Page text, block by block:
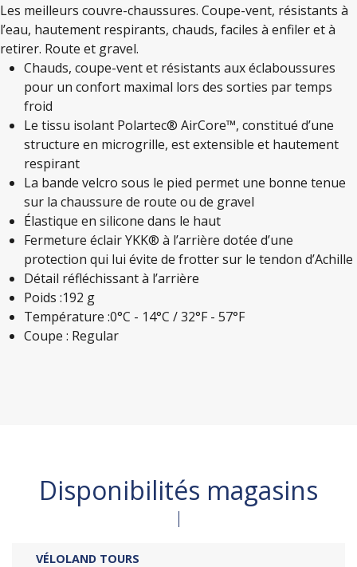
Les meilleurs couvre-chaussures. Coupe-vent, résistants à
l’eau, hautement respirants, chauds, faciles à enfiler et à
retirer. Route et gravel.
Chauds, coupe-vent et résistants aux éclaboussures
pour un confort maximal lors des sorties par temps
froid
Le tissu isolant Polartec® AirCore™, constitué d’une
structure en microgrille, est extensible et hautement
respirant
La bande velcro sous le pied permet une bonne tenue
sur la chaussure de route ou de gravel
Élastique en silicone dans le haut
Fermeture éclair YKK® à l’arrière dotée d’une
protection qui lui évite de frotter sur le tendon d’Achille
Détail réfléchissant à l’arrière
Poids :192 g
Température :0°C - 14°C / 32°F - 57°F
Coupe : Regular
Disponibilités magasins
VÉLOLAND TOURS